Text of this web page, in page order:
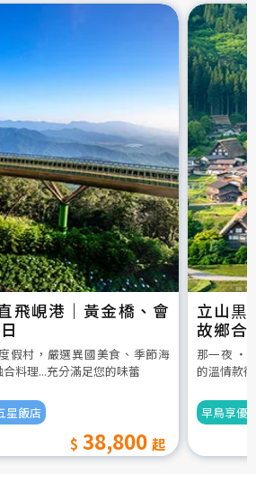
飛峴港｜黃金橋、會
假村，嚴選異國美食、季節海
料理...充分滿足您的味蕾
星飯店
38,800
立山黒
故鄉合
5日
那一夜 ‧
的溫情款
早鳥享優